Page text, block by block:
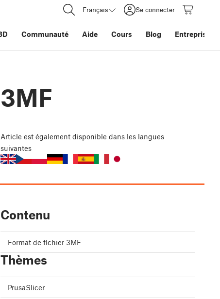
Français Se connecter
Communauté Aide Cours Blog Entreprise
Article est également disponible dans les langues
suivantes
Contenu
Format de fichier 3MF
Thèmes
PrusaSlicer